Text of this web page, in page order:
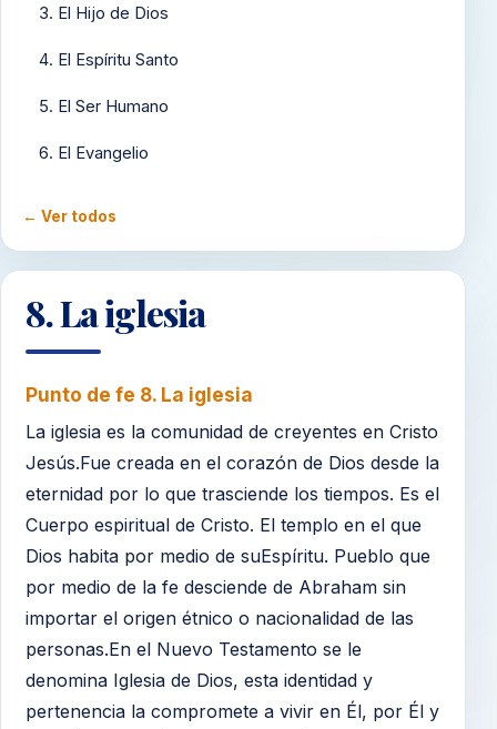
3. El Hijo de Dios
4. El Espíritu Santo
5. El Ser Humano
6. El Evangelio
8. La iglesia
10. Los Diez Mandamientos
11. El Sábado
12. La Ley de la Alimentación y la Santidad
14. La Paz de Dios
16. El Lavamiento de los Pies
18. Diezmos, Ofrendas y Primicias
← Ver todos
8. La iglesia
Punto de fe 8. La iglesia
La iglesia es la comunidad de creyentes en Cristo
Jesús.Fue creada en el corazón de Dios desde la
eternidad por lo que trasciende los tiempos. Es el
Cuerpo espiritual de Cristo. El templo en el que
Dios habita por medio de suEspíritu. Pueblo que
por medio de la fe desciende de Abraham sin
importar el origen étnico o nacionalidad de las
personas.En el Nuevo Testamento se le
denomina Iglesia de Dios, esta identidad y
pertenencia la compromete a vivir en Él, por Él y